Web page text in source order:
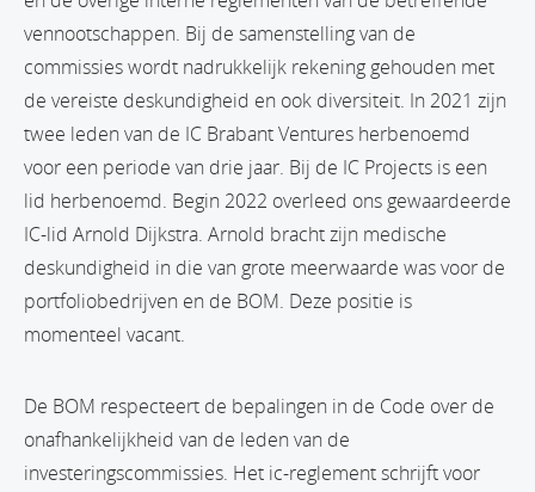
vennootschappen. Bij de samenstelling van de
commissies wordt nadrukkelijk rekening gehouden met
de vereiste deskundigheid en ook diversiteit. In 2021 zijn
twee leden van de IC Brabant Ventures herbenoemd
voor een periode van drie jaar. Bij de IC Projects is een
lid herbenoemd. Begin 2022 overleed ons gewaardeerde
IC-lid Arnold Dijkstra. Arnold bracht zijn medische
deskundigheid in die van grote meerwaarde was voor de
portfoliobedrijven en de BOM. Deze positie is
momenteel vacant.
De BOM respecteert de bepalingen in de Code over de
onafhankelijkheid van de leden van de
investeringscommissies. Het ic-reglement schrijft voor